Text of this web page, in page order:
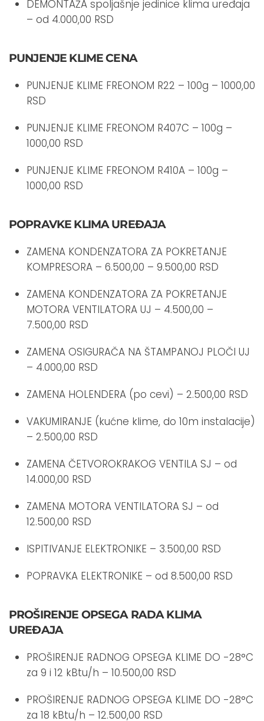
DEMONTAŽA spoljašnje jedinice klima uređaja
– od 4.000,00 RSD
PUNJENJE KLIME CENA
PUNJENJE KLIME FREONOM R22 – 100g – 1000,00
RSD
PUNJENJE KLIME FREONOM R407C – 100g –
1000,00 RSD
PUNJENJE KLIME FREONOM R410A – 100g –
1000,00 RSD
POPRAVKE KLIMA UREĐAJA
ZAMENA KONDENZATORA ZA POKRETANJE
KOMPRESORA – 6.500,00 – 9.500,00 RSD
ZAMENA KONDENZATORA ZA POKRETANJE
MOTORA VENTILATORA UJ – 4.500,00 –
7.500,00 RSD
ZAMENA OSIGURAČA NA ŠTAMPANOJ PLOČI UJ
– 4.000,00 RSD
ZAMENA HOLENDERA (po cevi) – 2.500,00 RSD
VAKUMIRANJE (kućne klime, do 10m instalacije)
– 2.500,00 RSD
ZAMENA ČETVOROKRAKOG VENTILA SJ – od
14.000,00 RSD
ZAMENA MOTORA VENTILATORA SJ – od
12.500,00 RSD
ISPITIVANJE ELEKTRONIKE – 3.500,00 RSD
POPRAVKA ELEKTRONIKE – od 8.500,00 RSD
PROŠIRENJE OPSEGA RADA KLIMA
UREĐAJA
PROŠIRENJE RADNOG OPSEGA KLIME DO -28°C
za 9 i 12 kBtu/h – 10.500,00 RSD
PROŠIRENJE RADNOG OPSEGA KLIME DO -28°C
za 18 kBtu/h – 12.500,00 RSD